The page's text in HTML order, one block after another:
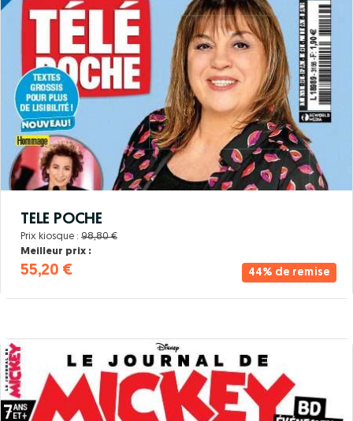
44% de remise
TELE POCHE
Prix kiosque : 98,80 €
Meilleur prix :
55,20 €